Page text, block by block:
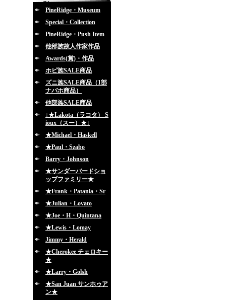
別
PineRidge・Museum
Special・Collection
PineRidge・Push Item
他部族故人作家作品
Awards(賞)・作品
ホピ族SALE商品
ズニ族SALE商品（1部
ナバホ商品）
他部族SALE商品
↓★Lakota（ラコタ） S
ioux（スー）★↓
★Michael・Haskell
★Paul・Szabo
Barry・Johnson
★サンダーバードショ
ップファミリー★
★Frank・Patania・Sr
★Julian・Lovato
★Joe・H・Quintana
★Lewis・Lomay
Jimmy・Herald
★Cherokee チェロキー
★
★Larry・Golsh
★San Juan サンホゥア
ン★